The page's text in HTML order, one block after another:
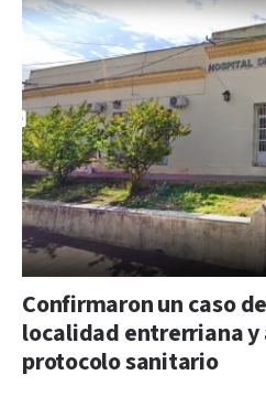
Confirmaron un caso
localidad entrerriana
protocolo sanitario